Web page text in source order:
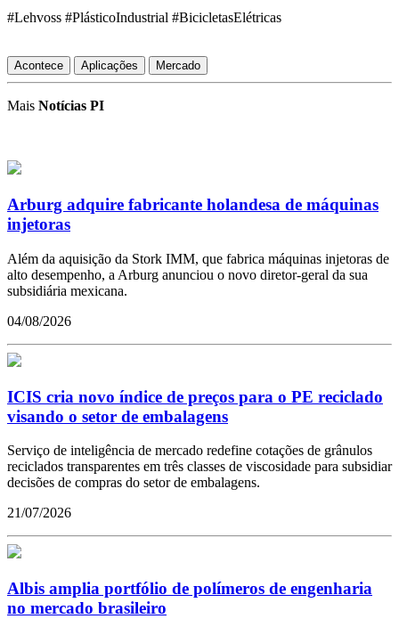
#Lehvoss #PlásticoIndustrial #BicicletasElétricas
Acontece Aplicações Mercado
Mais Notícias PI
Arburg adquire fabricante holandesa de máquinas
injetoras
Além da aquisição da Stork IMM, que fabrica máquinas injetoras de
alto desempenho, a Arburg anunciou o novo diretor-geral da sua
subsidiária mexicana.
04/08/2026
ICIS cria novo índice de preços para o PE reciclado
visando o setor de embalagens
Serviço de inteligência de mercado redefine cotações de grânulos
reciclados transparentes em três classes de viscosidade para subsidiar
decisões de compras do setor de embalagens.
21/07/2026
Albis amplia portfólio de polímeros de engenharia
no mercado brasileiro